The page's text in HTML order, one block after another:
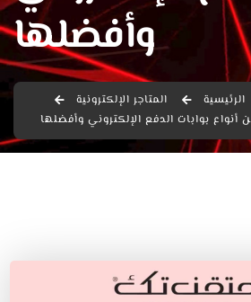
وأفضلها
الرئيسية
المتاجر الإلكترونية
أنواع بوابات الدفع الإلكتروني وأفضلها